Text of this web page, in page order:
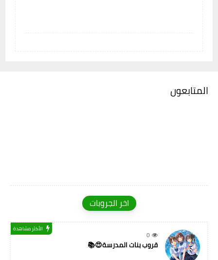
المتابعون
اخر الجروبات
0
الأكثر مشاهدة
قروب بنات المدرسة😍📚